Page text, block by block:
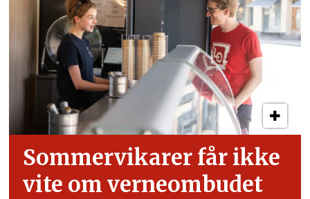
Sommervikarer får ikke
vite om verneombudet